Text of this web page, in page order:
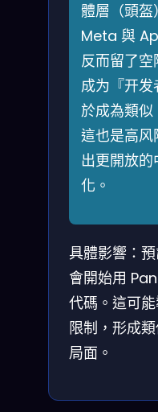
體層（頭盔
Meta 與
反而留了
成为『开
於成為類
這也是高
出更開放
化。
具體影響：
會開始用
代碼。這可
限制，形成
局面。